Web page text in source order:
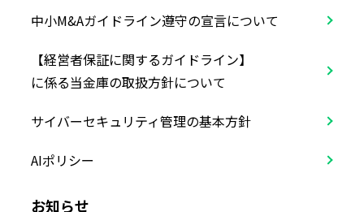
中小M&Aガイドライン遵守の宣言について
【経営者保証に関するガイドライン】
に係る当金庫の取扱方針について
サイバーセキュリティ管理の基本方針
AIポリシー
お知らせ